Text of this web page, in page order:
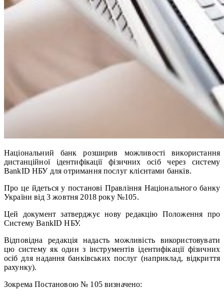
Національний банк розширив можливості використання
дистанційної ідентифікації фізичних осіб через систему
BankID НБУ для отримання послуг клієнтами банків.
Про це йдеться у постанові Правління Національного банку
України від 3 жовтня 2018 року №105.
Цей документ затверджує нову редакцію Положення про
Систему BankID НБУ.
Відповідна редакція надасть можливість використовувати
цю систему як один з інструментів ідентифікації фізичних
осіб для надання банківських послуг (наприклад, відкриття
рахунку).
Зокрема Постановою № 105 визначено: